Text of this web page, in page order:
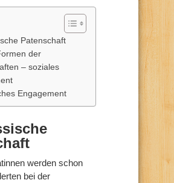
Patenschaft
der
– soziales
Engagement
werden schon
bei der